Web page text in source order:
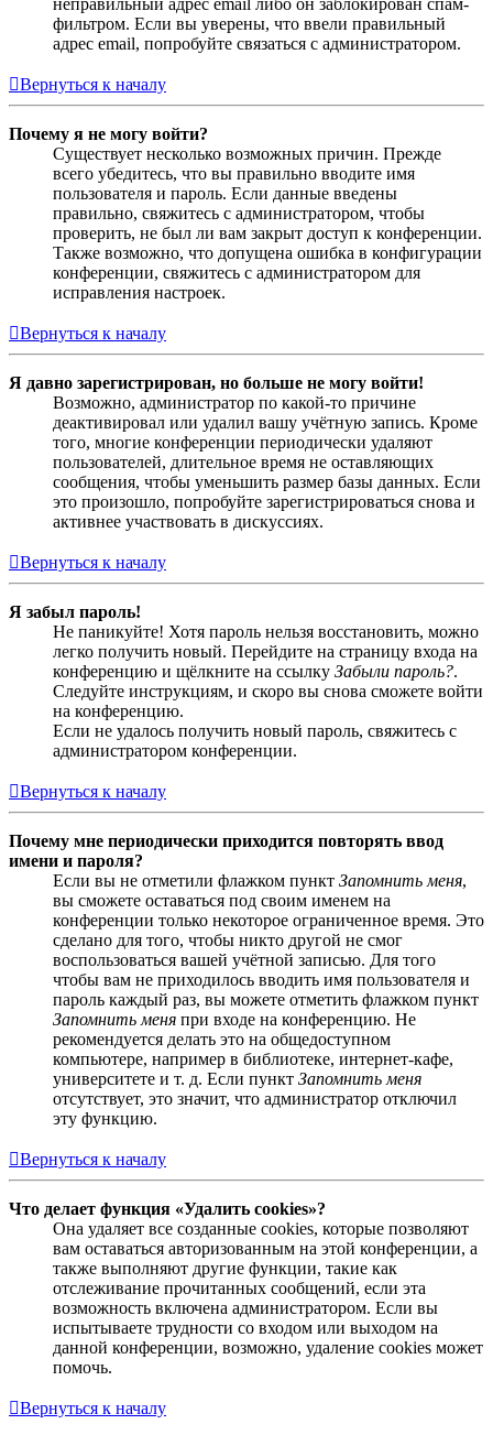
неправильный адрес email либо он заблокирован спам-
фильтром. Если вы уверены, что ввели правильный
адрес email, попробуйте связаться с администратором.
Вернуться к началу
Почему я не могу войти?
Существует несколько возможных причин. Прежде
всего убедитесь, что вы правильно вводите имя
пользователя и пароль. Если данные введены
правильно, свяжитесь с администратором, чтобы
проверить, не был ли вам закрыт доступ к конференции.
Также возможно, что допущена ошибка в конфигурации
конференции, свяжитесь с администратором для
исправления настроек.
Вернуться к началу
Я давно зарегистрирован, но больше не могу войти!
Возможно, администратор по какой-то причине
деактивировал или удалил вашу учётную запись. Кроме
того, многие конференции периодически удаляют
пользователей, длительное время не оставляющих
сообщения, чтобы уменьшить размер базы данных. Если
это произошло, попробуйте зарегистрироваться снова и
активнее участвовать в дискуссиях.
Вернуться к началу
Я забыл пароль!
Не паникуйте! Хотя пароль нельзя восстановить, можно
легко получить новый. Перейдите на страницу входа на
конференцию и щёлкните на ссылку Забыли пароль?.
Следуйте инструкциям, и скоро вы снова сможете войти
на конференцию.
Если не удалось получить новый пароль, свяжитесь с
администратором конференции.
Вернуться к началу
Почему мне периодически приходится повторять ввод
имени и пароля?
Если вы не отметили флажком пункт Запомнить меня,
вы сможете оставаться под своим именем на
конференции только некоторое ограниченное время. Это
сделано для того, чтобы никто другой не смог
воспользоваться вашей учётной записью. Для того
чтобы вам не приходилось вводить имя пользователя и
пароль каждый раз, вы можете отметить флажком пункт
Запомнить меня при входе на конференцию. Не
рекомендуется делать это на общедоступном
компьютере, например в библиотеке, интернет-кафе,
университете и т. д. Если пункт Запомнить меня
отсутствует, это значит, что администратор отключил
эту функцию.
Вернуться к началу
Что делает функция «Удалить cookies»?
Она удаляет все созданные cookies, которые позволяют
вам оставаться авторизованным на этой конференции, а
также выполняют другие функции, такие как
отслеживание прочитанных сообщений, если эта
возможность включена администратором. Если вы
испытываете трудности со входом или выходом на
данной конференции, возможно, удаление cookies может
помочь.
Вернуться к началу